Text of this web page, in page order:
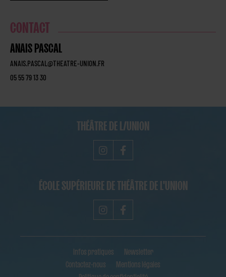
CONTACT
ANAIS PASCAL
ANAIS.PASCAL@THEATRE-UNION.FR
05 55 79 13 30
THÉÂTRE DE L/UNION
ÉCOLE SUPÉRIEURE DE THÉÂTRE DE L'UNION
Infos pratiques
Newsletter
Contactez-nous
Mentions légales